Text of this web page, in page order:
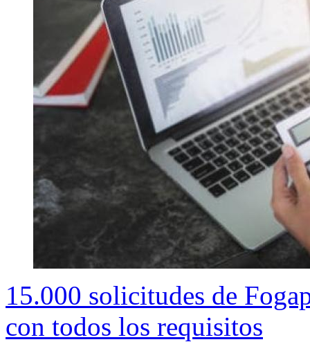
15.000 solicitudes de
con todos los requisitos